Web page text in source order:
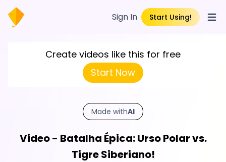
Sign In Start Using!
Create videos like this for free
Start Now
Made withAI
Video - Batalha Épica: Urso Polar vs.
Tigre Siberiano!